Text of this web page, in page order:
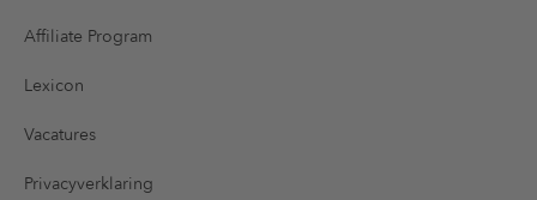
Affiliate Program
Lexicon
Vacatures
Privacyverklaring